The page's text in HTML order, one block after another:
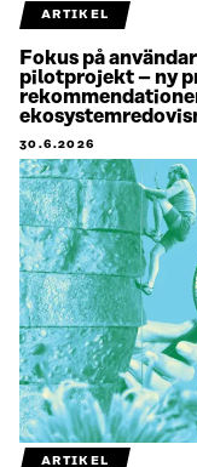
ARTIKEL
Fokus på
pilotprojekt – ny
30.6.2026
ARTIKEL